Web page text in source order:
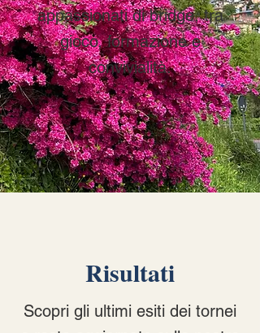
appassionati di bridge, tra
gioco, formazione e
convivialità.
Risultati
Scopri gli ultimi esiti dei tornei